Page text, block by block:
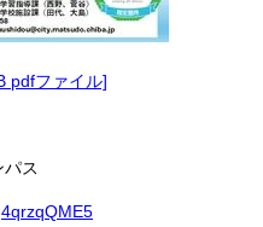
pdfファイル]
ス